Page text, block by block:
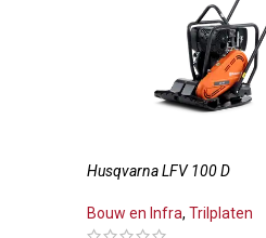
Husqvarna LFV 100 D
Bouw en Infra, Trilplaten